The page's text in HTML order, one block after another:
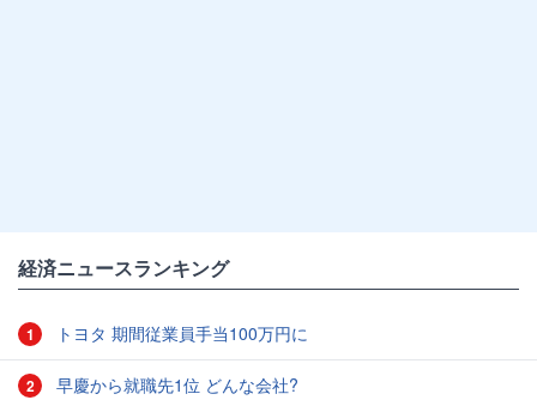
経済ニュースランキング
1 トヨタ 期間従業員手当100万円に
2 早慶から就職先1位 どんな会社?